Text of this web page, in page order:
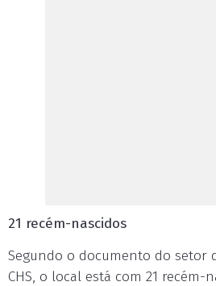
21 recém-nascidos
Segundo o documento do setor
CHS, o local está com 21 recém-